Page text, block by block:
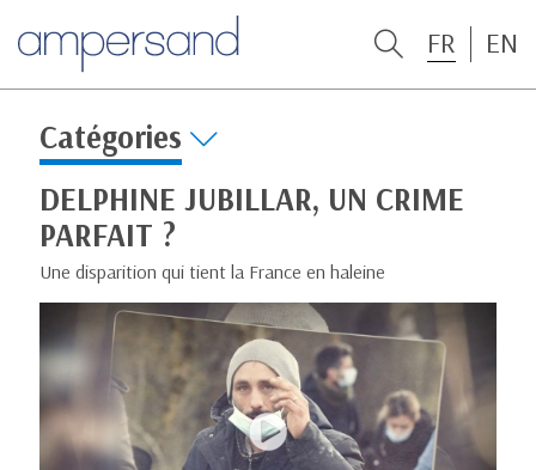
FR EN
Catégories
DELPHINE JUBILLAR, UN CRIME
PARFAIT ?
Une disparition qui tient la France en haleine